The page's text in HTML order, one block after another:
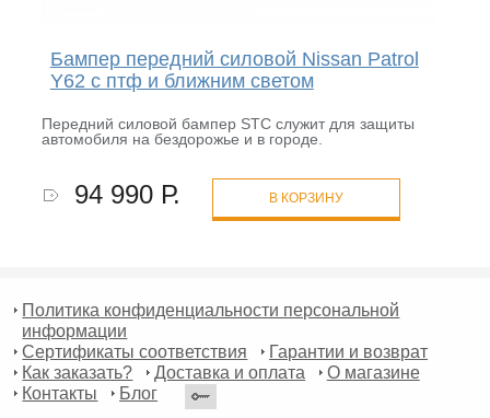
Бампер передний силовой Nissan Patrol
Y62 с птф и ближним светом
Передний силовой бампер STC служит для защиты
автомобиля на бездорожье и в городе.
94 990 Р. В КОРЗИНУ
Политика конфиденциальности персональной
информации
Сертификаты соответствия
Гарантии и возврат
Как заказать?
Доставка и оплата
О магазине
Контакты
Блог